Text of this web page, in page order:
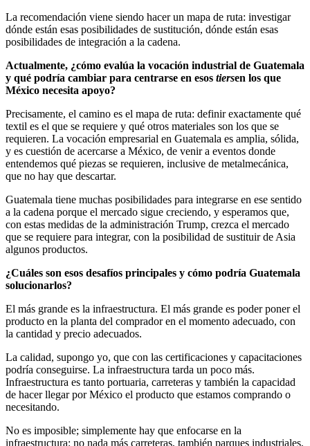
La recomendación viene siendo hacer un mapa de ruta: investigar
dónde están esas posibilidades de sustitución, dónde están esas
posibilidades de integración a la cadena.
Actualmente, ¿cómo evalúa la vocación industrial de Guatemala
y qué podría cambiar para centrarse en esos tiersen los que
México necesita apoyo?
Precisamente, el camino es el mapa de ruta: definir exactamente qué
textil es el que se requiere y qué otros materiales son los que se
requieren. La vocación empresarial en Guatemala es amplia, sólida,
y es cuestión de acercarse a México, de venir a eventos donde
entendemos qué piezas se requieren, inclusive de metalmecánica,
que no hay que descartar.
Guatemala tiene muchas posibilidades para integrarse en ese sentido
a la cadena porque el mercado sigue creciendo, y esperamos que,
con estas medidas de la administración Trump, crezca el mercado
que se requiere para integrar, con la posibilidad de sustituir de Asia
algunos productos.
¿Cuáles son esos desafíos principales y cómo podría Guatemala
solucionarlos?
El más grande es la infraestructura. El más grande es poder poner el
producto en la planta del comprador en el momento adecuado, con
la cantidad y precio adecuados.
La calidad, supongo yo, que con las certificaciones y capacitaciones
podría conseguirse. La infraestructura tarda un poco más.
Infraestructura es tanto portuaria, carreteras y también la capacidad
de hacer llegar por México el producto que estamos comprando o
necesitando.
No es imposible; simplemente hay que enfocarse en la
infraestructura: no nada más carreteras, también parques industriales,